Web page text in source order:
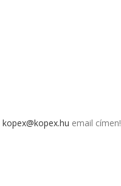
kopex@kopex.hu email címen!